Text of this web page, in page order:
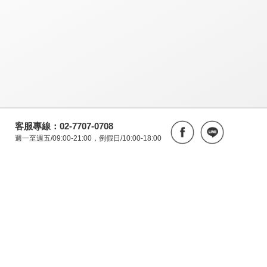
客服專線：02-7707-0708
週一至週五/09:00-21:00，例假日/10:00-18:00